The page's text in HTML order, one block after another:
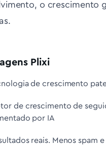
o crescimento
Plixi
de crescimento
de crescimento de
por IA
reais. Menos spam